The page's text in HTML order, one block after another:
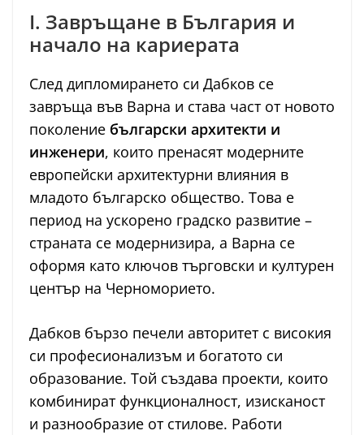
I. Завръщане в България и
начало на кариерата
След дипломирането си Дабков се
завръща във Варна и става част от новото
поколение български архитекти и
инженери, които пренасят модерните
европейски архитектурни влияния в
младото българско общество. Това е
период на ускорено градско развитие –
страната се модернизира, а Варна се
оформя като ключов търговски и културен
център на Черноморието.
Дабков бързо печели авторитет с високия
си професионализъм и богатото си
образование. Той създава проекти, които
комбинират функционалност, изисканост
и разнообразие от стилове. Работи